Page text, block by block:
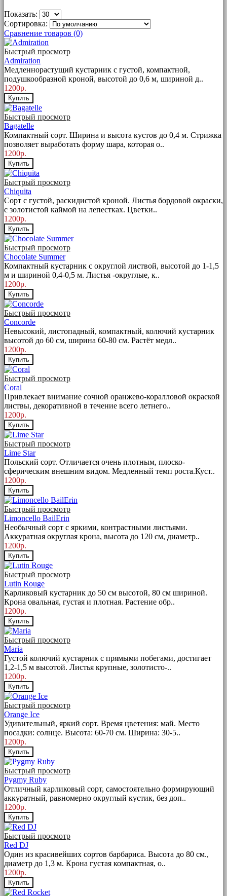
Показать:
Сортировка:
Сравнение товаров (0)
Быстрый просмотр
Admiration
Медленнорастущий кустарник с густой, компактной,
подушкообразной кроной, высотой до 0,6 м, шириной д..
1200р.
Купить
Быстрый просмотр
Bagatelle
Компактный сорт. Ширина и высота кустов до 0,4 м. Стрижка
позволяет выработать форму шара, которая о..
1200р.
Купить
Быстрый просмотр
Chiquita
Сорт с густой, раскидистой кроной. Листья бордовой окраски,
с золотистой каймой на лепестках. Цветки..
1200р.
Купить
Быстрый просмотр
Chocolate Summer
Компактный кустарник с округлой листвой, высотой до 1-1,5
м и шириной 0,4-0,5 м. Листья -округлые, к..
1200р.
Купить
Быстрый просмотр
Concorde
Невысокий, листопадный, компактный, колючий кустарник
высотой до 60 см, ширина 60-80 см. Растёт медл..
1200р.
Купить
Быстрый просмотр
Coral
Привлекает внимание сочной оранжево-коралловой окраской
листвы, декоративной в течение всего летнего..
1200р.
Купить
Быстрый просмотр
Lime Star
Польский сорт. Отличается очень плотным, плоско-
сферическим внешним видом. Медленный темп роста.Куст..
1200р.
Купить
Быстрый просмотр
Limoncello BailErin
Необычный сорт с яркими, контрастными листьями.
Аккуратная округлая крона, высота до 120 см, диаметр..
1200р.
Купить
Быстрый просмотр
Lutin Rouge
Карликовый кустарник до 50 см высотой, 80 см шириной.
Крона овальная, густая и плотная. Растение обр..
1200р.
Купить
Быстрый просмотр
Maria
Густой колючий кустарник с прямыми побегами, достигает
1,2-1,5 м высотой. Листья крупные, золотисто-..
1200р.
Купить
Быстрый просмотр
Orange Ice
Удивительный, яркий сорт. Время цветения: май. Место
посадки: солнце. Высота: 60-70 см. Ширина: 30-5..
1200р.
Купить
Быстрый просмотр
Pygmy Ruby
Отличный карликовый сорт, самостоятельно формирующий
аккуратный, равномерно округлый кустик, без доп..
1200р.
Купить
Быстрый просмотр
Red DJ
Один из красивейших сортов барбариса. Высота до 80 см.,
диаметр до 1,3 м. Крона густая компактная, о..
1200р.
Купить